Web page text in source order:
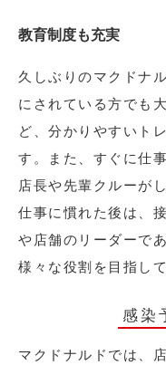
教育制度も充実
久しぶりのマクドナ
にされている方でも
ど、分かりやすいト
す。また、すぐに仕
店長や先輩クルーが
仕事に慣れた後は、
や店舗のリーダーで
様々な役割を目指し
感染
マクドナルドでは、